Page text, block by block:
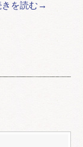
きを読む→